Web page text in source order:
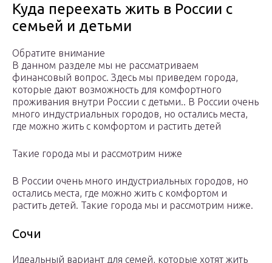
Куда переехать жить в России с
семьей и детьми
Обратите внимание
В данном разделе мы не рассматриваем
финансовый вопрос. Здесь мы приведем города,
которые дают возможность для комфортного
проживания внутри России с детьми.. В России очень
много индустриальных городов, но остались места,
где можно жить с комфортом и растить детей
Такие города мы и рассмотрим ниже
В России очень много индустриальных городов, но
остались места, где можно жить с комфортом и
растить детей. Такие города мы и рассмотрим ниже.
Сочи
Идеальный вариант для семей, которые хотят жить